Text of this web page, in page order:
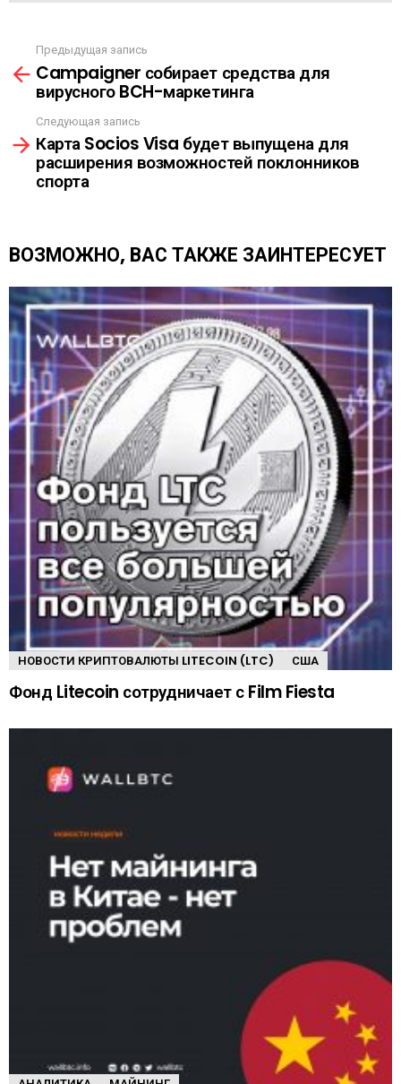
С
Ы
Л
К
А
м
е
е
Предыдущая запись
Campaigner собирает средства для
вирусного BCH-маркетинга
Следующая запись
Карта Socios Visa будет выпущена для
расширения возможностей поклонников
спорта
ВОЗМОЖНО, ВАС ТАКЖЕ ЗАИНТЕРЕСУЕТ
НОВОСТИ КРИПТОВАЛЮТЫ LITECOIN (LTC) США
Фонд Litecoin сотрудничает с Film Fiesta